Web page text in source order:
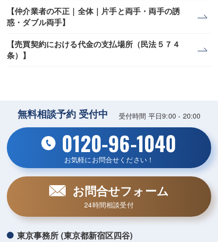
【仲介業者の不正｜全体｜片手と両手・両手の誘
惑・ダブル両手】
【売買契約における代金の支払場所（民法５７４
条）】
無料相談予約 受付中 受付時間 平日9:00 - 20:00
0120-96-1040
お気軽にお問合せください！
お問合せフォーム
24時間相談受付
東京事務所 (東京都新宿区四谷)